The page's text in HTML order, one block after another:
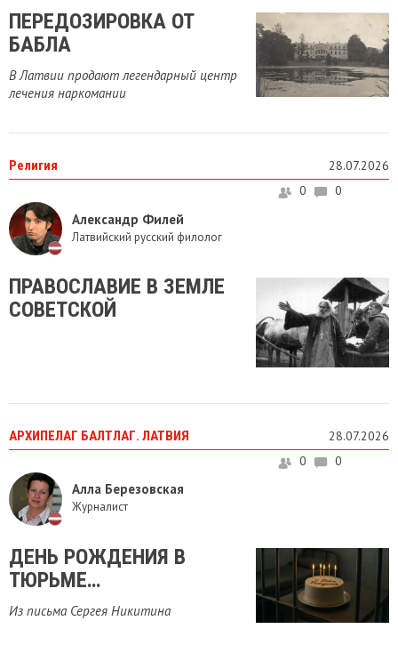
ПЕРЕДОЗИРОВКА ОТ
БАБЛА
В Латвии продают легендарный центр
лечения наркомании
Религия 28.07.2026
Александр Филей
Латвийский русский филолог
0 0
​ПРАВОСЛАВИЕ В ЗЕМЛЕ
СОВЕТСКОЙ
АРХИПЕЛАГ БАЛТЛАГ. ЛАТВИЯ 28.07.2026
Алла Березовская
Журналист
0 0
ДЕНЬ РОЖДЕНИЯ В
ТЮРЬМЕ…
Из письма Сергея Никитина